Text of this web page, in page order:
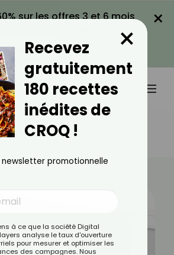
sur les offres 3 et 6 mois
VOIR LA PROMO
×
Culinaires
L'eau Au Micro-Ondes : Un Risque
Recevez
gratuitement
180 recettes
inédites de
CROQ !
×
newsletter promotionnelle
à ce que la société Digital
analyse le taux d'ouverture
pour mesurer et optimiser les
des campagnes. Nous